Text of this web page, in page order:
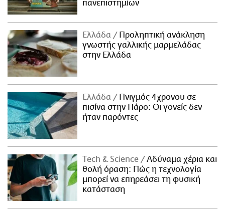
πανεπιστημίων
Ελλάδα
Προληπτική ανάκληση
γνωστής γαλλικής μαρμελάδας
στην Ελλάδα
Ελλάδα
Πνιγμός 4χρονου σε
πισίνα στην Πάρο: Οι γονείς δεν
ήταν παρόντες
Τech & Science
Αδύναμα χέρια και
θολή όραση: Πώς η τεχνολογία
μπορεί να επηρεάσει τη φυσική
κατάσταση